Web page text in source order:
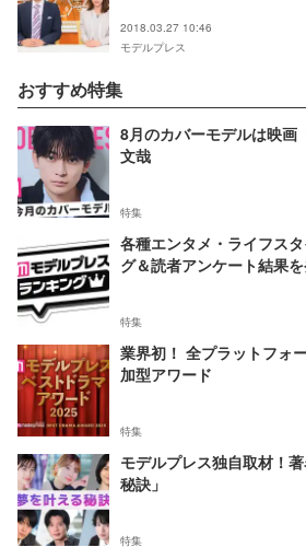
2018.03.27 10:46
モデルプレス
おすすめ特集
8月のカバーモデルは映画
文哉
特集
各種エンタメ・ライフス
グ＆読者アンケート結果
特集
業界初！ 全プラットフォ
加型アワード
特集
モデルプレス独自取材！
秘訣」
特集